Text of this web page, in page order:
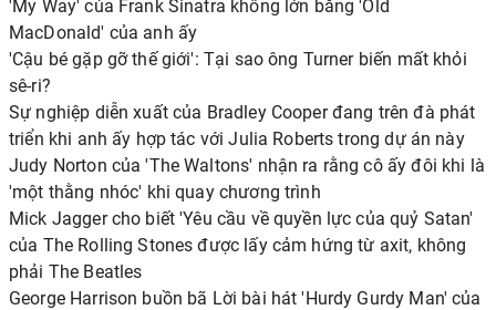
'My Way' của Frank Sinatra không lớn bằng 'Old
MacDonald' của anh ấy
'Cậu bé gặp gỡ thế giới': Tại sao ông Turner biến mất khỏi
sê-ri?
Sự nghiệp diễn xuất của Bradley Cooper đang trên đà phát
triển khi anh ấy hợp tác với Julia Roberts trong dự án này
Judy Norton của 'The Waltons' nhận ra rằng cô ấy đôi khi là
'một thằng nhóc' khi quay chương trình
Mick Jagger cho biết 'Yêu cầu về quyền lực của quỷ Satan'
của The Rolling Stones được lấy cảm hứng từ axit, không
phải The Beatles
George Harrison buồn bã Lời bài hát 'Hurdy Gurdy Man' của